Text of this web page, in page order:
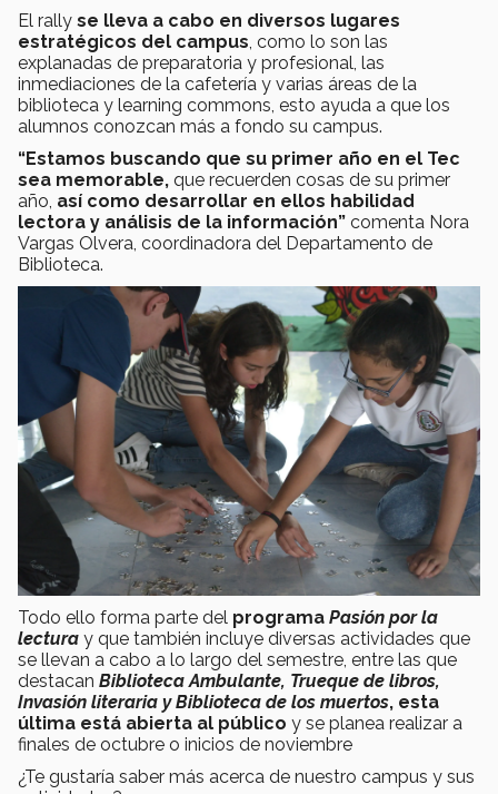
El rally se lleva a cabo en diversos lugares
estratégicos del campus, como lo son las
explanadas de preparatoria y profesional, las
inmediaciones de la cafetería y varias áreas de la
biblioteca y learning commons, esto ayuda a que los
alumnos conozcan más a fondo su campus.
“Estamos buscando que su primer año en el Tec
sea memorable, que recuerden cosas de su primer
año, así como desarrollar en ellos habilidad
lectora y análisis de la información” comenta Nora
Vargas Olvera, coordinadora del Departamento de
Biblioteca.
Todo ello forma parte del programa Pasión por la
lectura y que también incluye diversas actividades que
se llevan a cabo a lo largo del semestre, entre las que
destacan Biblioteca Ambulante, Trueque de libros,
Invasión literaria y Biblioteca de los muertos, esta
última está abierta al público y se planea realizar a
finales de octubre o inicios de noviembre
¿Te gustaría saber más acerca de nuestro campus y sus